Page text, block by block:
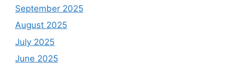
September 2025
August 2025
July 2025
June 2025